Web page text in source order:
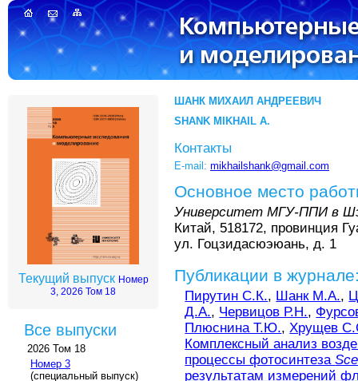
Текущий выпуск Номер
3, 2026 Том 18
Все выпуски
2026 Том 18
Номер 3
(специальный выпуск)
ШАНК МИХАИЛ АНДРЕЕВИЧ
SHANK MIKHAIL A.
Контакты
E-mail: mikhailshank@gmail.com
Основное место
Университет МГУ-ППИ в
Китай, 518172, провинция
ул. Гоцзидасюэюань, д. 1
Публикации в
Пирутин С.К., Шанк М.А.,
Д.А., Червицов Р.Н.,
Плюснина Т.Ю.,Хрущев
Комплексный анализ
процессы фотосинтеза
результатам измерений